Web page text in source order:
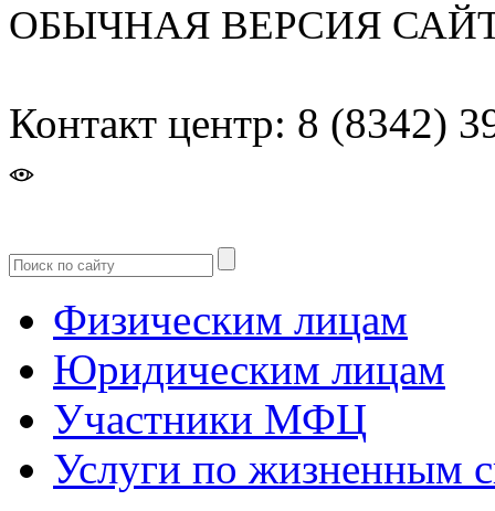
ОБЫЧНАЯ ВЕРСИЯ
Контакт центр: 8 (8342)
Физическим лицам
Юридическим лицам
Участники МФЦ
Услуги по жизненным